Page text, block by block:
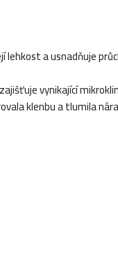
lehkost a usnadňuje
vynikající
klenbu a tlumila